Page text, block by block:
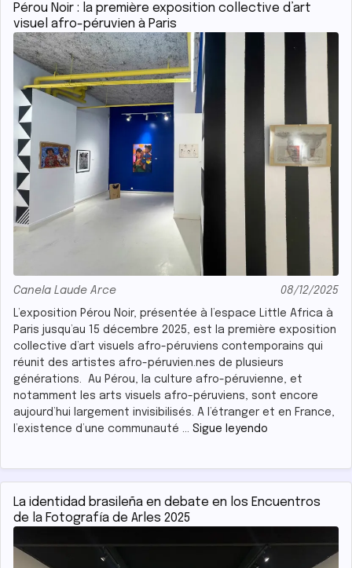
Pérou Noir : la première exposition collective d’art
visuel afro-péruvien à Paris
Canela Laude Arce 08/12/2025
L’exposition Pérou Noir, présentée à l’espace Little Africa à
Paris jusqu’au 15 décembre 2025, est la première exposition
collective d’art visuels afro-péruviens contemporains qui
réunit des artistes afro-péruvien.nes de plusieurs
générations. Au Pérou, la culture afro-péruvienne, et
notamment les arts visuels afro-péruviens, sont encore
aujourd’hui largement invisibilisés. A l’étranger et en France,
l’existence d’une communauté … Sigue leyendo
exposition
d’art
visuel
afro-
La identidad brasileña en debate en los Encuentros
de la Fotografía de Arles 2025